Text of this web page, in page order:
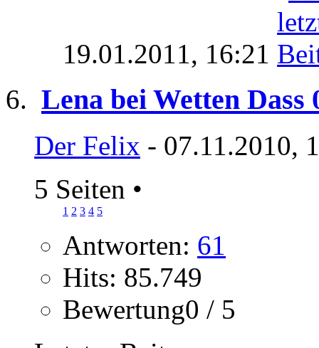
19.01.2011, 16:21
Lena bei Wetten Dass
Der Felix - 07.11.2010,
5 Seiten •
1 2 3 4 5
Antworten: 61
Hits: 85.749
Bewertung0 / 5